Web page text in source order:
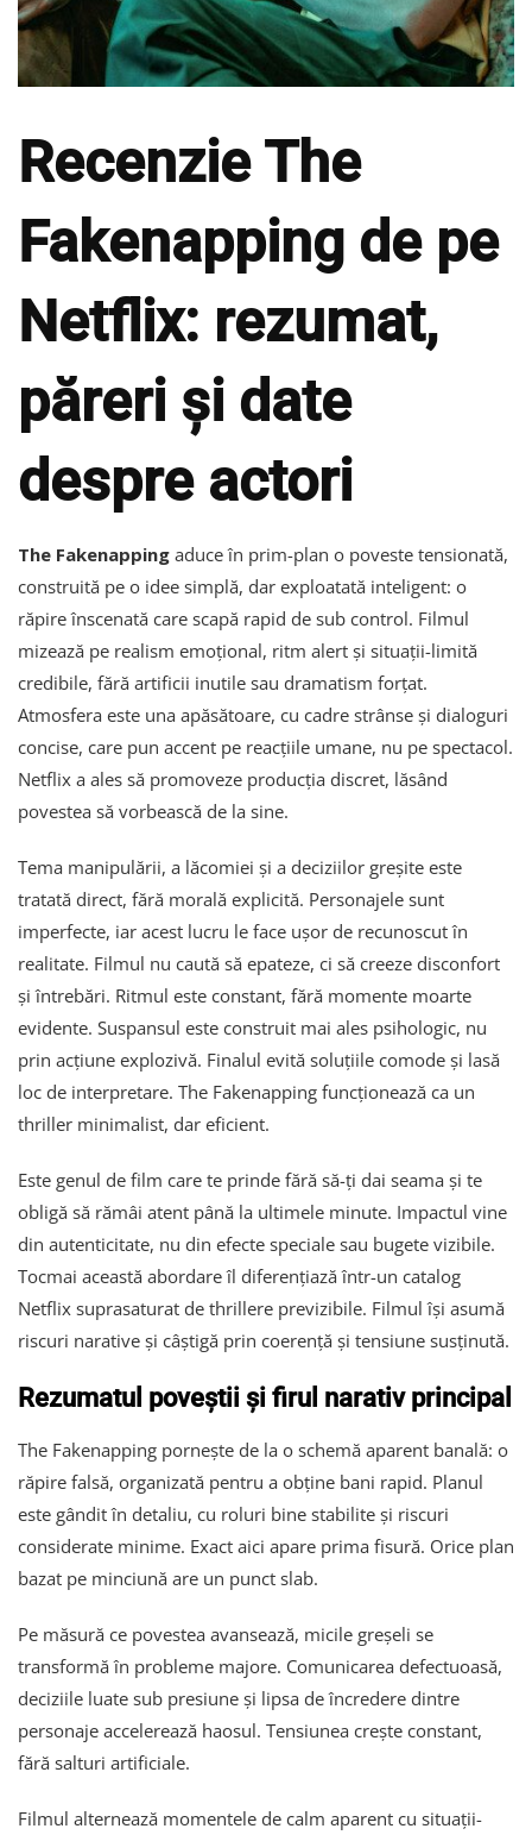
Recenzie The
Fakenapping de pe
Netflix: rezumat,
păreri și date
despre actori
The Fakenapping aduce în prim-plan o poveste tensionată,
construită pe o idee simplă, dar exploatată inteligent: o
răpire înscenată care scapă rapid de sub control. Filmul
mizează pe realism emoțional, ritm alert și situații-limită
credibile, fără artificii inutile sau dramatism forțat.
Atmosfera este una apăsătoare, cu cadre strânse și dialoguri
concise, care pun accent pe reacțiile umane, nu pe spectacol.
Netflix a ales să promoveze producția discret, lăsând
povestea să vorbească de la sine.
Tema manipulării, a lăcomiei și a deciziilor greșite este
tratată direct, fără morală explicită. Personajele sunt
imperfecte, iar acest lucru le face ușor de recunoscut în
realitate. Filmul nu caută să epateze, ci să creeze disconfort
și întrebări. Ritmul este constant, fără momente moarte
evidente. Suspansul este construit mai ales psihologic, nu
prin acțiune explozivă. Finalul evită soluțiile comode și lasă
loc de interpretare. The Fakenapping funcționează ca un
thriller minimalist, dar eficient.
Este genul de film care te prinde fără să-ți dai seama și te
obligă să rămâi atent până la ultimele minute. Impactul vine
din autenticitate, nu din efecte speciale sau bugete vizibile.
Tocmai această abordare îl diferențiază într-un catalog
Netflix suprasaturat de thrillere previzibile. Filmul își asumă
riscuri narative și câștigă prin coerență și tensiune susținută.
Rezumatul poveștii și firul narativ principal
The Fakenapping pornește de la o schemă aparent banală: o
răpire falsă, organizată pentru a obține bani rapid. Planul
este gândit în detaliu, cu roluri bine stabilite și riscuri
considerate minime. Exact aici apare prima fisură. Orice plan
bazat pe minciună are un punct slab.
Pe măsură ce povestea avansează, micile greșeli se
transformă în probleme majore. Comunicarea defectuoasă,
deciziile luate sub presiune și lipsa de încredere dintre
personaje accelerează haosul. Tensiunea crește constant,
fără salturi artificiale.
Filmul alternează momentele de calm aparent cu situații-